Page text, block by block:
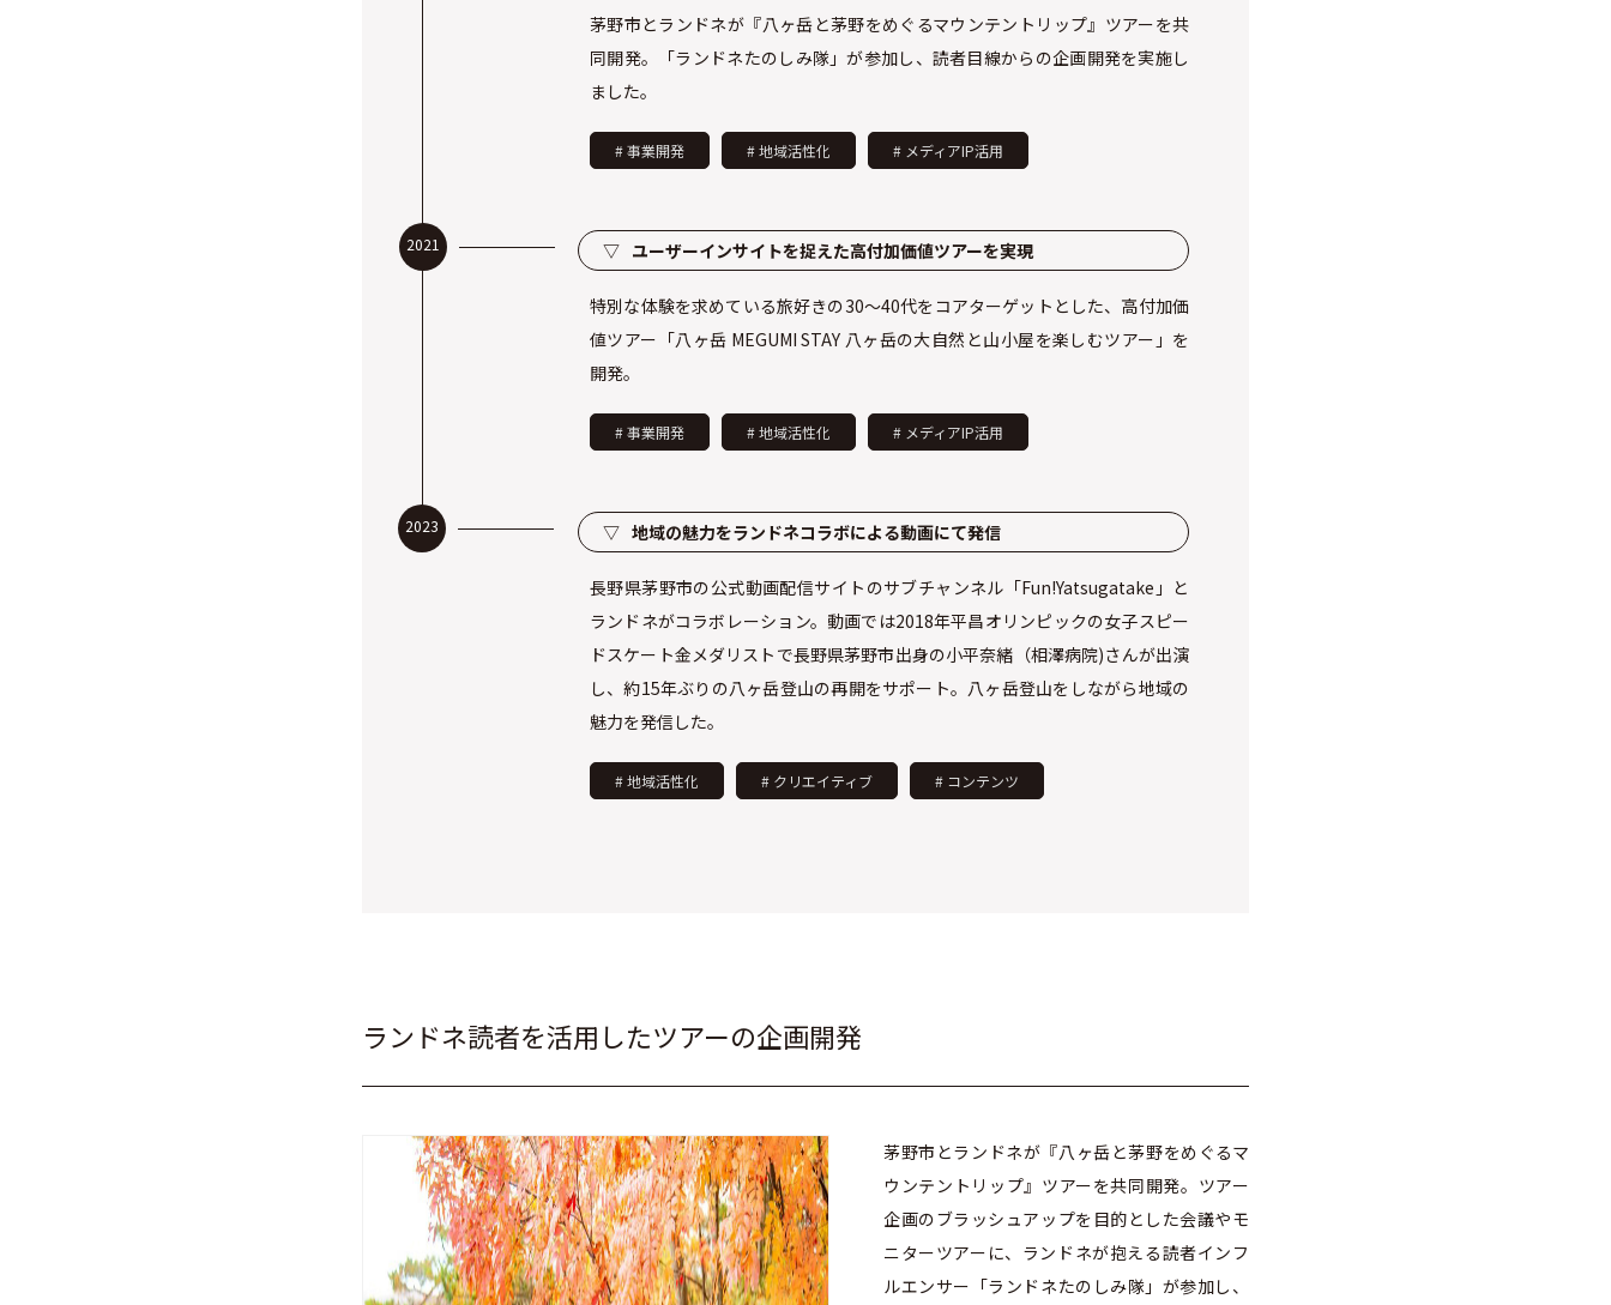
茅野市とランドネが『八ヶ岳と茅野をめぐるマウンテントリップ』ツアーを共
同開発。「ランドネたのしみ隊」が参加し、読者目線からの企画開発を実施し
ました。
# 事業開発 # 地域活性化 # メディアIP活用
2021 ▽ ユーザーインサイトを捉えた高付加価値ツアーを実現
特別な体験を求めている旅好きの30〜40代をコアターゲットとした、高付加価
値ツアー「八ヶ岳 MEGUMI STAY 八ヶ岳の大自然と山小屋を楽しむツアー」を
開発。
# 事業開発 # 地域活性化 # メディアIP活用
2023 ▽ 地域の魅力をランドネコラボによる動画にて発信
長野県茅野市の公式動画配信サイトのサブチャンネル「Fun!Yatsugatake」と
ランドネがコラボレーション。動画では2018年平昌オリンピックの女子スピー
ドスケート金メダリストで長野県茅野市出身の小平奈緒（相澤病院)さんが出演
し、約15年ぶりの八ヶ岳登山の再開をサポート。八ヶ岳登山をしながら地域の
魅力を発信した。
# 地域活性化 # クリエイティブ # コンテンツ
ランドネ読者を活用したツアーの企画開発
茅野市とランドネが『八ヶ岳と茅野をめぐるマ
ウンテントリップ』ツアーを共同開発。ツアー
企画のブラッシュアップを目的とした会議やモ
ニターツアーに、ランドネが抱える読者インフ
ルエンサー「ランドネたのしみ隊」が参加し、